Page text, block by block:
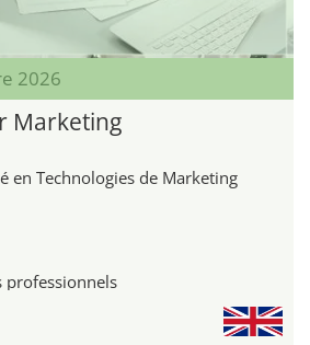
2026
Marketing
en Technologies de Marketing
professionnels